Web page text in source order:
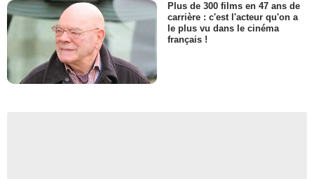
Plus de 300 films en 47 ans de
carrière : c'est l'acteur qu'on a
le plus vu dans le cinéma
français !